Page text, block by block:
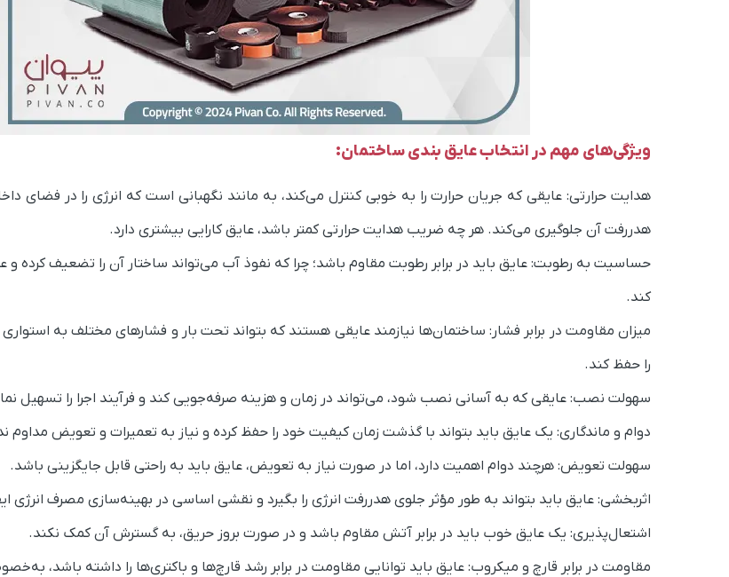
ویژگی‌های مهم در انتخاب عایق بندی ساختمان:
هدایت حرارتی: عایقی که جریان حرارت را به خوبی کنترل می‌کند، به مانند نگهبانی است که انرژی را در فضای
هدررفت آن جلوگیری می‌کند. هر چه ضریب هدایت حرارتی کمتر باشد، عایق کارایی بیشتری دارد.
حساسیت به رطوبت: عایق باید در برابر رطوبت مقاوم باشد؛ چرا که نفوذ آب می‌تواند ساختار آن را تضعیف کرده و
کند.
میزان مقاومت در برابر فشار: ساختمان‌ها نیازمند عایقی هستند که بتواند تحت بار و فشارهای مختلف به
را حفظ کند.
سهولت نصب: عایقی که به آسانی نصب شود، می‌تواند در زمان و هزینه صرفه‌جویی کند و فرآیند اجرا را تسهیل
دوام و ماندگاری: یک عایق باید بتواند با گذشت زمان کیفیت خود را حفظ کرده و نیاز به تعمیرات و تعویض مداوم
سهولت تعویض: هرچند دوام اهمیت دارد، اما در صورت نیاز به تعویض، عایق باید به راحتی قابل جایگزینی باشد.
اثربخشی: عایق باید بتواند به طور مؤثر جلوی هدررفت انرژی را بگیرد و نقشی اساسی در بهینه‌سازی مصرف انرژی
اشتعال‌پذیری: یک عایق خوب باید در برابر آتش مقاوم باشد و در صورت بروز حریق، به گسترش آن کمک نکند.
مقاومت در برابر قارچ و میکروب: عایق باید توانایی مقاومت در برابر رشد قارچ‌ها و باکتری‌ها را داشته باشد،